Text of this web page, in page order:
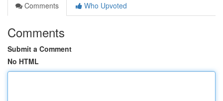
Comments
Who Upvoted
Comments
Submit a Comment
No HTML